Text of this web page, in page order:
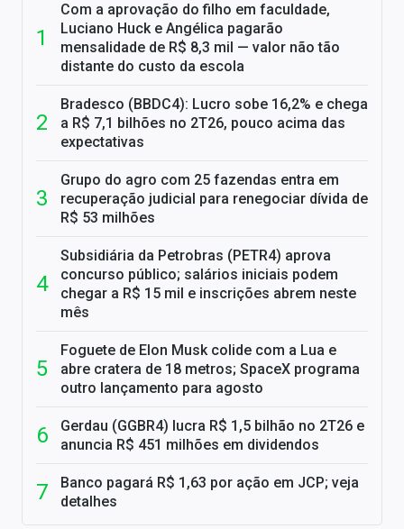
Com a aprovação do filho em faculdade,
Luciano Huck e Angélica pagarão
mensalidade de R$ 8,3 mil — valor não tão
distante do custo da escola
Bradesco (BBDC4): Lucro sobe 16,2% e chega
a R$ 7,1 bilhões no 2T26, pouco acima das
expectativas
Grupo do agro com 25 fazendas entra em
recuperação judicial para renegociar dívida de
R$ 53 milhões
Subsidiária da Petrobras (PETR4) aprova
concurso público; salários iniciais podem
chegar a R$ 15 mil e inscrições abrem neste
mês
Foguete de Elon Musk colide com a Lua e
abre cratera de 18 metros; SpaceX programa
outro lançamento para agosto
Gerdau (GGBR4) lucra R$ 1,5 bilhão no 2T26 e
anuncia R$ 451 milhões em dividendos
Banco pagará R$ 1,63 por ação em JCP; veja
detalhes